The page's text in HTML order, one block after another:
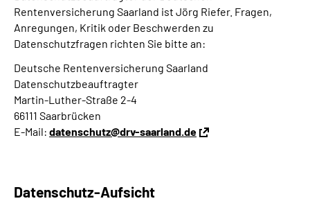
Rentenversicherung Saarland ist Jörg Riefer. Fragen,
Anregungen, Kritik oder Beschwerden zu
Datenschutzfragen richten Sie bitte an:
Deutsche Rentenversicherung Saarland
Datenschutzbeauftragter
Martin-Luther-Straße 2-4
66111 Saarbrücken
E-Mail: datenschutz@drv-saarland.de
Datenschutz-Aufsicht